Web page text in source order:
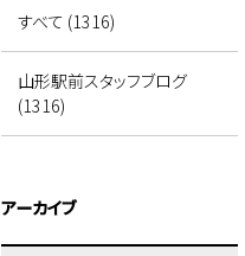
すべて (1316)
山形駅前スタッフブログ
(1316)
アーカイブ